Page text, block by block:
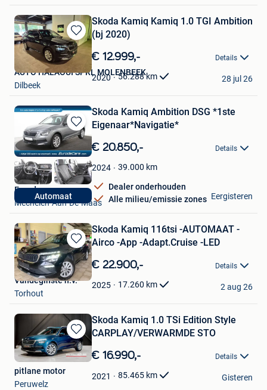
Bewaren
in
Mijn
Favorieten
Skoda Kamiq Kamiq 1.0 TGI Ambition
(bj 2020)
€ 12.999,- Details
2020 56.288 km
AUTO HALAOUI SPRL MOLENBEEK
Dilbeek
28 jul 26
Bewaren
in
Mijn
Favorieten
Automaat
Skoda Kamiq Ambition DSG *1ste
Eigenaar*Navigatie*
€ 20.850,- Details
2024 39.000 km
Dealer onderhouden
Alle milieu/emissie zones
Eurodecars
Mechelen-Aan-De-Maas
Eergisteren
Bewaren
in
Mijn
Favorieten
Skoda Kamiq 116tsi -AUTOMAAT -
Airco -App -Adapt.Cruise -LED
€ 22.900,- Details
2025 17.260 km
Vandeginste n.v.
Torhout
2 aug 26
Bewaren
in
Mijn
Favorieten
Skoda Kamiq 1.0 TSi Edition Style
CARPLAY/VERWARMDE STO
€ 16.990,- Details
2021 85.465 km
pitlane motor
Peruwelz
Gisteren